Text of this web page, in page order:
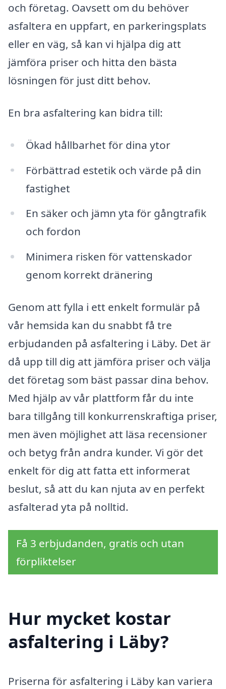
och företag. Oavsett om du behöver
asfaltera en uppfart, en parkeringsplats
eller en väg, så kan vi hjälpa dig att
jämföra priser och hitta den bästa
lösningen för just ditt behov.
En bra asfaltering kan bidra till:
Ökad hållbarhet för dina ytor
Förbättrad estetik och värde på din
fastighet
En säker och jämn yta för gångtrafik
och fordon
Minimera risken för vattenskador
genom korrekt dränering
Genom att fylla i ett enkelt formulär på
vår hemsida kan du snabbt få tre
erbjudanden på asfaltering i Läby. Det är
då upp till dig att jämföra priser och välja
det företag som bäst passar dina behov.
Med hjälp av vår plattform får du inte
bara tillgång till konkurrenskraftiga priser,
men även möjlighet att läsa recensioner
och betyg från andra kunder. Vi gör det
enkelt för dig att fatta ett informerat
beslut, så att du kan njuta av en perfekt
asfalterad yta på nolltid.
Få 3 erbjudanden, gratis och utan
förpliktelser
Hur mycket kostar
asfaltering i Läby?
Priserna för asfaltering i Läby kan variera